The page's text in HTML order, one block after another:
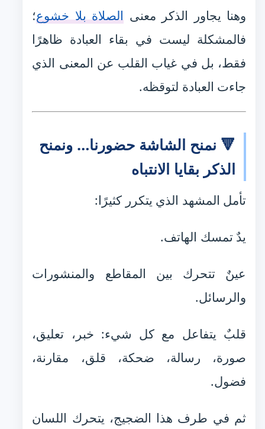
وهنا يجاور الذكر معنى الصلاة بلا خشوع؛
فالمشكلة ليست في بقاء العبادة ظاهرًا
فقط، بل في غياب القلب عن المعنى الذي
جاءت العبادة لتوقظه.
🔻 نمنح الشاشة حضورنا… ونمنح
الذكر بقايا الانتباه
تأمل المشهد الذي يتكرر كثيرًا:
يدٌ تمسك الهاتف.
عينٌ تتحرك بين المقاطع والمنشورات
والرسائل.
قلبٌ يتفاعل مع كل شيء: خبر، تعليق،
صورة، رسالة، ضحكة، قلق، مقارنة،
فضول.
ثم في طرف هذا الضجيج، يتحرك اللسان